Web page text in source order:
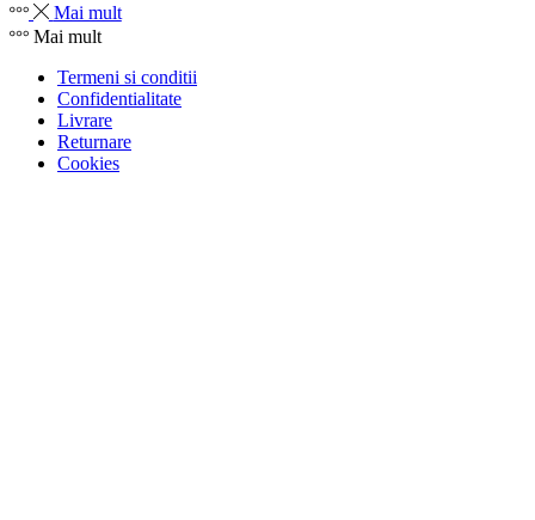
Mai mult
Mai mult
Termeni si conditii
Confidentialitate
Livrare
Returnare
Cookies